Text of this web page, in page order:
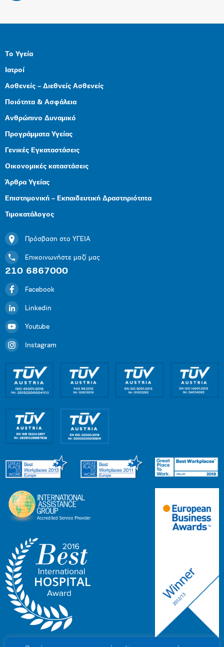
Το Υγεία
Ιατροί
Ασθενείς – Διεθνείς Ασθενείς
Ποιότητα & Ασφάλεια
Ανθρώπινο Δυναμικό
Προγράμματα Υγείας
Γενικές Εγκαταστάσεις
Οικονομικές καταστάσεις
Άρθρα Υγείας
Επιστημονική – Εκπαιδευτική Δραστηριότητα
Τιμοκατάλογος
Πρόσβαση στο ΥΓΕΙΑ
Επικοινωνήστε μαζί μας
210 6867000
Facebook
Linkedin
Youtube
Instagram